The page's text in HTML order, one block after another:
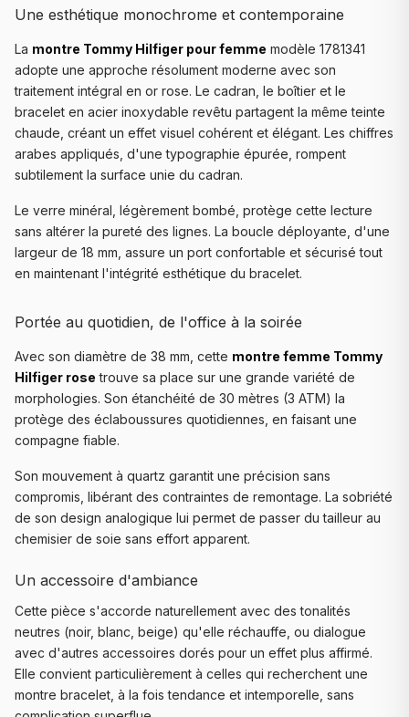
Une esthétique monochrome et contemporaine
La montre Tommy Hilfiger pour femme modèle 1781341
adopte une approche résolument moderne avec son
traitement intégral en or rose. Le cadran, le boîtier et le
bracelet en acier inoxydable revêtu partagent la même teinte
chaude, créant un effet visuel cohérent et élégant. Les chiffres
arabes appliqués, d'une typographie épurée, rompent
subtilement la surface unie du cadran.
Le verre minéral, légèrement bombé, protège cette lecture
sans altérer la pureté des lignes. La boucle déployante, d'une
largeur de 18 mm, assure un port confortable et sécurisé tout
en maintenant l'intégrité esthétique du bracelet.
Portée au quotidien, de l'office à la soirée
Avec son diamètre de 38 mm, cette montre femme Tommy
Hilfiger rose trouve sa place sur une grande variété de
morphologies. Son étanchéité de 30 mètres (3 ATM) la
protège des éclaboussures quotidiennes, en faisant une
compagne fiable.
Son mouvement à quartz garantit une précision sans
compromis, libérant des contraintes de remontage. La sobriété
de son design analogique lui permet de passer du tailleur au
chemisier de soie sans effort apparent.
Un accessoire d'ambiance
Cette pièce s'accorde naturellement avec des tonalités
neutres (noir, blanc, beige) qu'elle réchauffe, ou dialogue
avec d'autres accessoires dorés pour un effet plus affirmé.
Elle convient particulièrement à celles qui recherchent une
montre bracelet, à la fois tendance et intemporelle, sans